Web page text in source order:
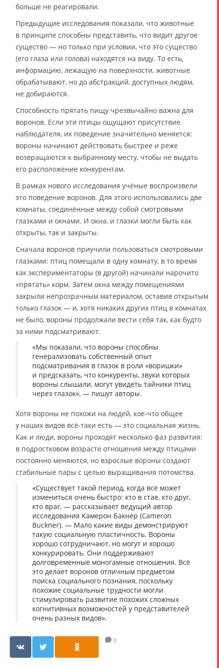
больше не реагировали.
Предыдущие исследования показали, что животные
в принципе способны представить, что видит другое
существо — но только при условии, что это существо
(его глаза или голова) находятся на виду. То есть,
информацию, лежащую на поверхности, животные
обрабатывают, но до абстракций, доступных людям,
не добираются.
Способность прятать пищу чрезвычайно важна для
воронов. Если эти птицы ощущают присутствие
наблюдателя, их поведение значительно меняется:
вороны начинают действовать быстрее и реже
возвращаются к выбранному месту, чтобы не выдать
его расположение конкурентам.
В рамках нового исследования учёные воспроизвели
это поведение воронов. Для этого использовались две
комнаты, соединённые между собой смотровыми
глазками и окнами. И окна, и глазки могли быть как
открыты, так и закрыты.
Сначала воронов приучили пользоваться смотровыми
глазками: птиц помещали в одну комнату, в то время
как экспериментаторы (в другой) начинали нарочито
«прятать» корм. Затем окна между помещениями
закрыли непрозрачным материалом, оставив открытым
только глазок — и, хотя никаких других птиц в комнатах
не было, вороны продолжали вести себя так, как будто
за ними подсматривают.
«Мы показали, что вороны способны
генерализовать собственный опыт
подсматривания в глазок в роли «воришки»
и предсказать, что конкуренты, звуки которых
вороны слышали, могут увидеть тайники птиц
через глазок», — пишут авторы.
Хотя вороны не похожи на людей, кое-что общее
у наших видов всё-таки есть — это социальная жизнь.
Как и люди, вороны проходят несколько фаз развития:
в подростковом возрасте отношения между птицами
постоянно меняются, но взрослые вороны создают
стабильные пары с целью выращивания потомства.
«Существует такой период, когда всё может
измениться очень быстро: кто в стае, кто друг,
кто враг, — рассказывает ведущий автор
исследования Камерон Бакнер (Cameron
Buckner). — Мало какие виды демонстрируют
такую социальную пластичность. Вороны
хорошо сотрудничают, но могут и хорошо
конкурировать. Они поддерживают
долговременные моногамные отношения. Всё
это делает воронов отличным предметом
поиска социального познания, поскольку
похожие социальные трудности могли
стимулировать развитие похожих сложных
когнитивных возможностей у представителей
очень разных видов».
0